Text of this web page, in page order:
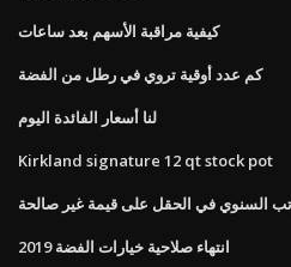
كيفية مراقبة الأسهم بعد ساعات
كم عدد أوقية تروي في رطل من الفضة
لنا أسعار الفائدة اليوم
Kirkland signature 12 qt stock pot
السنوي في الحقل على قيمة غير صالحة
انتهاء صلاحية خيارات الفضة 2019